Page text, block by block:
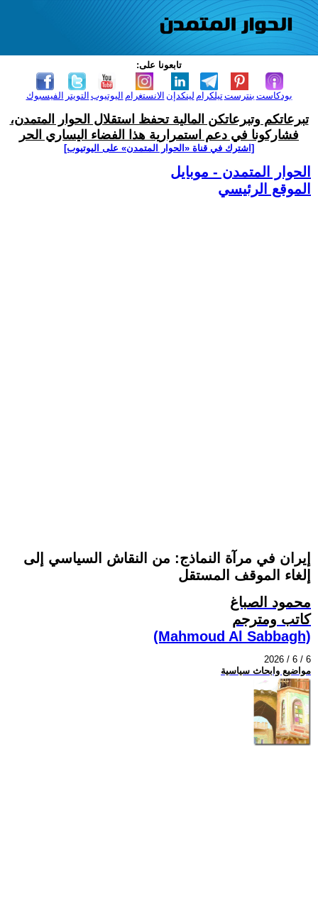
تابعونا على:
الفيسبوك التويتر اليوتيوب الانستغرام لينكدإن تيلكرامبنترست بودكاست
تبرعاتكم وتبرعاتكن المالية تحفظ استقلال الحوار المتمدن،
فشاركونا في دعم استمرارية هذا الفضاء اليساري الحر
[اشترك في قناة ‫«الحوار المتمدن» على اليوتيوب]
الحوار المتمدن - موبايل
الموقع الرئيسي
إيران في مرآة النماذج: من النقاش السياسي إلى
إلغاء الموقف المستقل
محمود الصباغ
كاتب ومترجم
(Mahmoud Al Sabbagh)
2026 / 6 / 6
مواضيع وابحاث سياسية